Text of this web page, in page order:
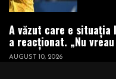
A văzut care e situația
a reacționat. „Nu
AUGUST 10, 2026